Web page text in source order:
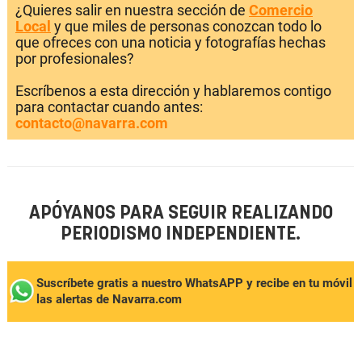
¿Quieres salir en nuestra sección de Comercio
Local y que miles de personas conozcan todo lo
que ofreces con una noticia y fotografías hechas
por profesionales?
Escríbenos a esta dirección y hablaremos contigo
para contactar cuando antes:
contacto@navarra.com
APÓYANOS PARA SEGUIR REALIZANDO
PERIODISMO INDEPENDIENTE.
Suscríbete gratis a nuestro WhatsAPP y recibe en tu móvil
las alertas de Navarra.com